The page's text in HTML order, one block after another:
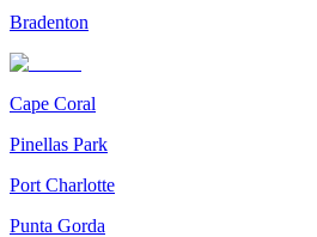
Bradenton
Cape Coral
Pinellas Park
Port Charlotte
Punta Gorda